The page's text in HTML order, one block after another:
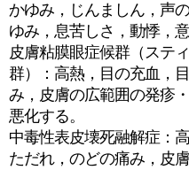
かゆみ，じんましん，声
ゆみ，息苦しさ，動悸，
皮膚粘膜眼症候群（ステ
群）：高熱，目の充血，
み，皮膚の広範囲の発疹
悪化する。
中毒性表皮壊死融解症：
ただれ，のどの痛み，皮